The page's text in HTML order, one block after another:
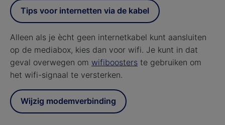
Tips voor internetten via de kabel
Alleen als je ècht geen internetkabel kunt aansluiten
op de mediabox, kies dan voor wifi. Je kunt in dat
geval overwegen om wifiboosters te gebruiken om
het wifi-signaal te versterken.
Wijzig modemverbinding